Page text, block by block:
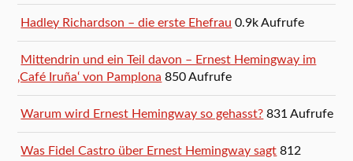
Hadley Richardson – die erste Ehefrau 0.9k Aufrufe
Mittendrin und ein Teil davon – Ernest Hemingway im
‚Café Iruña‘ von Pamplona 850 Aufrufe
Warum wird Ernest Hemingway so gehasst? 831 Aufrufe
Was Fidel Castro über Ernest Hemingway sagt 812